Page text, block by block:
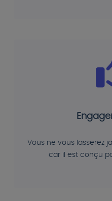
Vous ne vous lasserez
car il est conçu